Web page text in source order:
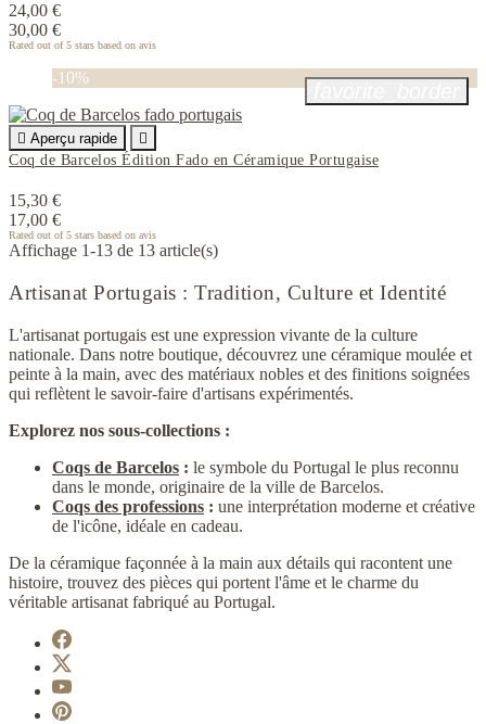
24,00 €
30,00 €
Rated out of 5 stars based on avis
-10%
 Aperçu rapide

Coq de Barcelos Édition Fado en Céramique Portugaise
15,30 €
17,00 €
Rated out of 5 stars based on avis
Affichage 1-13 de 13 article(s)
Artisanat Portugais : Tradition, Culture et Identité
L'artisanat portugais est une expression vivante de la culture
nationale. Dans notre boutique, découvrez une céramique moulée et
peinte à la main, avec des matériaux nobles et des finitions soignées
qui reflètent le savoir-faire d'artisans expérimentés.
Explorez nos sous-collections :
Coqs de Barcelos : le symbole du Portugal le plus reconnu
dans le monde, originaire de la ville de Barcelos.
Coqs des professions : une interprétation moderne et créative
de l'icône, idéale en cadeau.
De la céramique façonnée à la main aux détails qui racontent une
histoire, trouvez des pièces qui portent l'âme et le charme du
véritable artisanat fabriqué au Portugal.